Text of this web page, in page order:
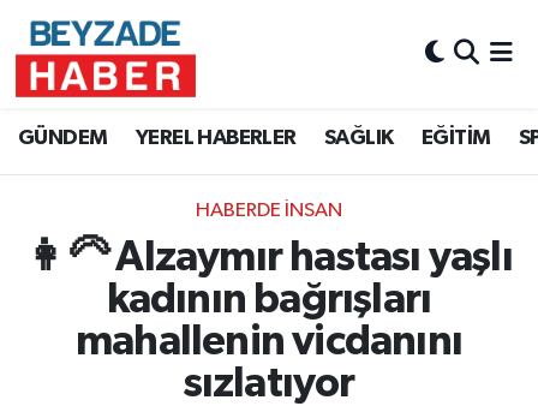
GÜNDEM YEREL HABERLER SAĞLIK EĞİTİM
HABERDE İNSAN
👩‍🦳 Alzaymır hastası yaşlı
kadının bağrışları
mahallenin vicdanını
sızlatıyor
Hava Durumu
Süper Lig Puan Durumu ve Fikstür
Tüm Manşetler
Son Dakika Haberleri